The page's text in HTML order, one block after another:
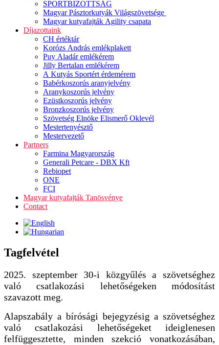
SPORTBIZOTTSÁG
Magyar Pásztorkutyák Világszövetsége
Magyar kutyafajták Agility csapata
Díjazottaink
CH értéktár
Korózs András emlékplakett
Puy Aladár emlékérem
Jilly Bertalan emlékérem
A Kutyás Sportért érdemérem
Babérkoszorús aranyjelvény
Aranykoszorús jelvény
Ezüstkoszorús jelvény
Bronzkoszorús jelvény
Szövetség Elnöke Elismerő Oklevél
Mestertenyésztő
Mestervezető
Partners
Farmina Magyarország
Generali Petcare - DBX Kft
Rebiopet
ONE
FCI
Magyar kutyafajták Tanösvénye
Contact
Tagfelvétel
2025. szeptember 30-i közgyűlés a szövetséghez
való csatlakozási lehetőségeken módosítást
szavazott meg.
Alapszabály a bírósági bejegyzésig a szövetséghez
való csatlakozási lehetőségeket ideiglenesen
felfüggesztette, minden szekció vonatkozásában,